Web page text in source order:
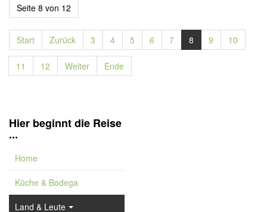
Seite 8 von 12
Start Zurück 3 4 5 6 7 8 9 10
11 12 Weiter Ende
Hier beginnt die Reise
...
Home
Küche & Bodega
Land & Leute